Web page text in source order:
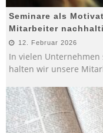
Seminare als
Mitarbeiter
12. Februar 2026
In vielen
halten wir unsere